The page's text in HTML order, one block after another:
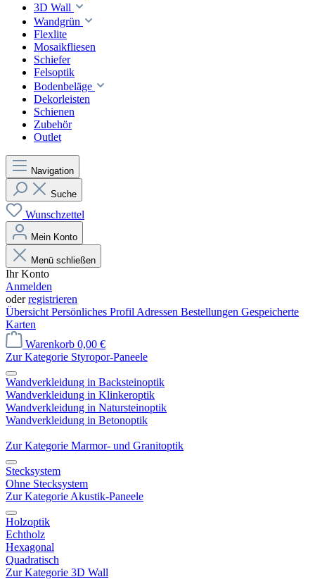
3D Wall
Wandgrün
Flexlite
Mosaikfliesen
Schiefer
Felsoptik
Bodenbeläge
Dekorleisten
Schienen
Zubehör
Outlet
Navigation
Suche
Wunschzettel
Mein Konto
Menü schließen
Ihr Konto
Anmelden
oderregistrieren
Übersicht Persönliches Profil Adressen Bestellungen Gespeicherte
Karten
Warenkorb 0,00 €
Zur Kategorie Styropor-Paneele
Wandverkleidung in Backsteinoptik
Wandverkleidung in Klinkeroptik
Wandverkleidung in Natursteinoptik
Wandverkleidung in Betonoptik
Zur Kategorie Marmor- und Granitoptik
Stecksystem
Ohne Stecksystem
Zur Kategorie Akustik-Paneele
Holzoptik
Echtholz
Hexagonal
Quadratisch
Zur Kategorie 3D Wall